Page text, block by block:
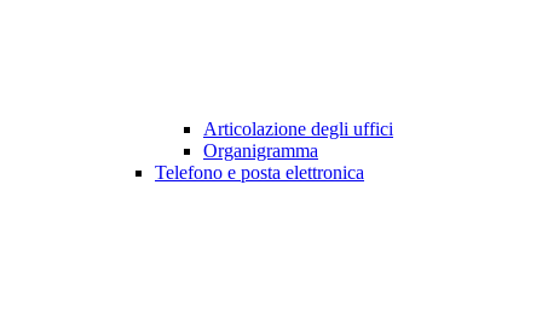
Articolazione degli uffici
Organigramma
Telefono e posta elettronica